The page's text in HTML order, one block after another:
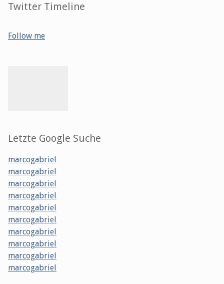
Twitter Timeline
Follow me
Letzte Google Suche
marcogabriel
marcogabriel
marcogabriel
marcogabriel
marcogabriel
marcogabriel
marcogabriel
marcogabriel
marcogabriel
marcogabriel